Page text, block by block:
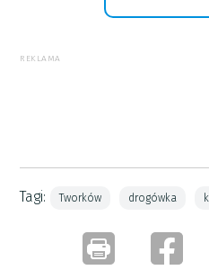
REKLAMA
Tagi: Tworków drogówka